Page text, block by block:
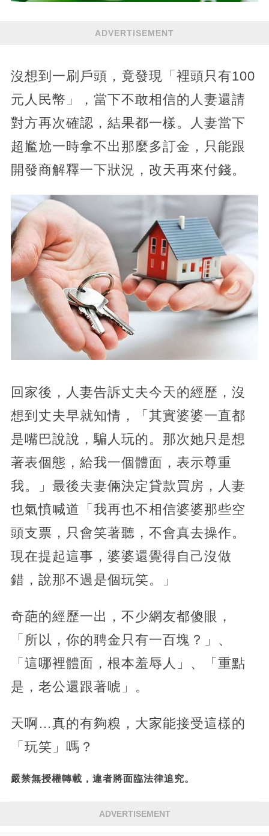
ADVERTISEMENT
沒想到一刷戶頭，竟發現「裡頭只有100
元人民幣」，當下不敢相信的人妻還請
對方再次確認，結果都一樣。人妻當下
超尷尬一時拿不出那麼多訂金，只能跟
開發商解釋一下狀況，改天再來付錢。
回家後，人妻告訴丈夫今天的經歷，沒
想到丈夫早就知情，「其實婆婆一直都
是嘴巴說說，騙人玩的。那次她只是想
著表個態，給我一個體面，表示尊重
我。」最後夫妻倆決定貸款買房，人妻
也氣憤喊道「我再也不相信婆婆那些空
頭支票，只會笑著聽，不會真去操作。
現在提起這事，婆婆還覺得自己沒做
錯，說那不過是個玩笑。」
奇葩的經歷一出，不少網友都傻眼，
「所以，你的聘金只有一百塊？」、
「這哪裡體面，根本羞辱人」、「重點
是，老公還跟著唬」。
天啊…真的有夠糗，大家能接受這樣的
「玩笑」嗎？
嚴禁無授權轉載，違者將面臨法律追究。
ADVERTISEMENT